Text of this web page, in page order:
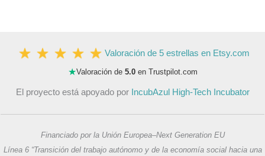
Valoración de 5 estrellas en Etsy.com
★Valoración de 5.0en Trustpilot.com
El proyecto está apoyado por IncubAzul High-Tech Incubator
Financiado por la Unión Europea–Next Generation EU
Línea 6 “Transición del trabajo autónomo y de la economía social hacia una